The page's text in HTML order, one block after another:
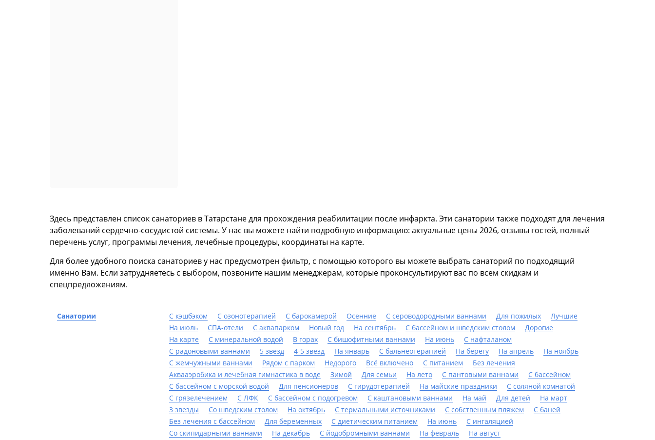
Здесь представлен список санаториев в Татарстане для прохождения реабилитации после инфаркта. Эти санатории также подходят для лечения
заболеваний сердечно-сосудистой системы. У нас вы можете найти подробную информацию: актуальные цены 2026, отзывы гостей, полный
перечень услуг, программы лечения, лечебные процедуры, координаты на карте.
Для более удобного поиска санаториев у нас предусмотрен фильтр, с помощью которого вы можете выбрать санаторий по подходящий
именно Вам. Если затрудняетесь с выбором, позвоните нашим менеджерам, которые проконсультируют вас по всем скидкам и
спецпредложениям.
Санатории С кэшбэком С озонотерапией С барокамерой Осенние С сероводородными ваннами Для пожилых
Лучшие
На июль
СПА-отели С аквапарком Новый год На сентябрь С бассейном и шведским столом
Дорогие
На карте
С минеральной водой В горах С бишофитными ваннами На июнь
С нафталаном
С радоновыми ваннами
5 звёзд 4-5 звёзд На январь С бальнеотерапией На берегу На апрель
На ноябрь
С жемчужными ваннами
Рядом с парком Недорого Всё включено С питанием
Без лечения
Аквааэробика и лечебная гимнастика в воде
Зимой Для семьи На лето С пантовыми ваннами
C бассейном
С бассейном с морской водой
Для пенсионеров С гирудотерапией На майские праздники
С соляной комнатой
С грязелечением
С ЛФК С бассейном с подогревом С каштановыми ваннами На май Для детей
На март
3 звезды
Со шведским столом На октябрь С термальными источниками С собственным пляжем
С баней
Без лечения с бассейном
Для беременных С диетическим питанием На июнь
С ингаляцией
Со скипидарными ваннами
На декабрь С йодобромными ваннами На февраль На август